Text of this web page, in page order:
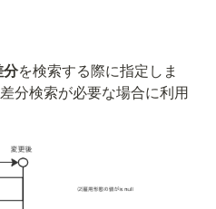
分を検索する際に指定しま
分検索が必要な場合に利用